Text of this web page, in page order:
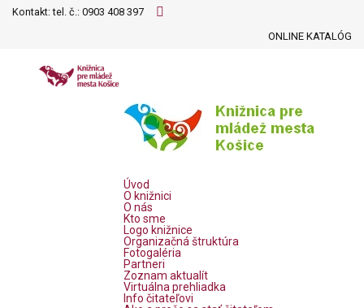
Kontakt: tel. č.: 0903 408 397
ONLINE KATALÓG
Úvod
O knižnici
O nás
Kto sme
Logo knižnice
Organizačná štruktúra
Fotogaléria
Partneri
Zoznam aktualít
Virtuálna prehliadka
Info čitateľovi